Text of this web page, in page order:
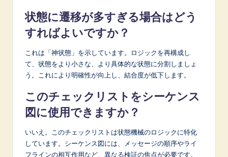
状態に遷移が多すぎる場合はどう
すればよいですか？
これは「神状態」を示しています。ロジックを再構成し
て、状態をより小さな、より具体的な状態に分割しましょ
う。これにより明確性が向上し、結合度が低下します。
このチェックリストをシーケンス
図に使用できますか？
いいえ。このチェックリストは状態機械のロジックに特化
しています。シーケンス図には、メッセージの順序やライ
フラインの相互作用など、異なる検証の焦点が必要です。